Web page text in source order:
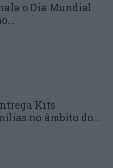
o Dia Mundial
Kits
no âmbito do...